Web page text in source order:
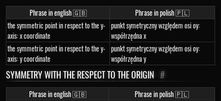
Phrase in english 🇬🇧
Phrase in polish 🇵🇱
the symmetric point in respect to the y-
axis: x coordinate
punkt symetryczny względem osi oy:
współrzędna x
the symmetric point in respect to the y-
axis: y coordinate
punkt symetryczny względem osi oy:
współrzędna y
SYMMETRY WITH THE RESPECT TO THE ORIGIN #
Phrase in english 🇬🇧
Phrase in polish 🇵🇱